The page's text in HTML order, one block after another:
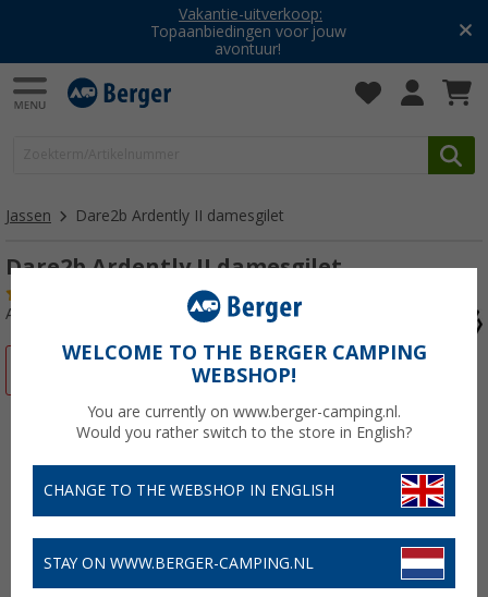
Vakantie-uitverkoop:
Topaanbiedingen voor jouw
avontuur!
Jassen Dare2b Ardently II damesgilet
Dare2b Ardently II damesgilet
Artikelnr: 43940946
WELCOME TO THE BERGER CAMPING
WEBSHOP!
You are currently on www.berger-camping.nl.
Would you rather switch to the store in English?
CHANGE TO THE WEBSHOP IN ENGLISH
STAY ON WWW.BERGER-CAMPING.NL